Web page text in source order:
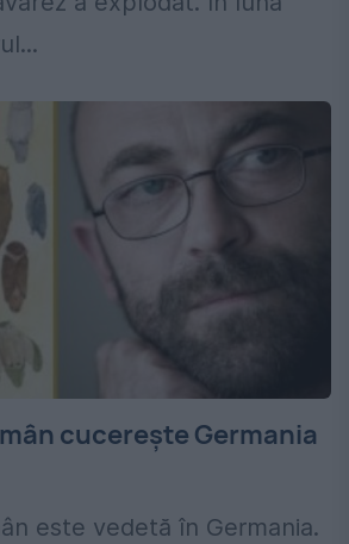
cucerește Germania
este vedetă în Germania.